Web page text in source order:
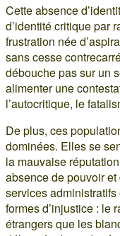
Cette absence
d’identité critique par
frustration née
sans cesse
débouche pas sur un
alimenter une
l’autocritique, le
De plus, ces
dominées. Elles se
la mauvaise
absence de pouvoir
services
formes d’injustice : le
étrangers que les